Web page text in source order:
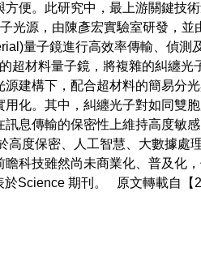
便。此研究中，最上游關鍵技
光源，由陳彥宏實驗室研發，並
量子鏡進行高效率傳輸、偵測
超材料量子鏡，將複雜的糾纏光
建構下，配合超材料的簡易分
化。其中，糾纏光子對如同雙
息傳輸的保密性上維持高度敏
度保密、人工智慧、大數據處
科技雖然尚未商業化、普及化
Science 期刊。 原文轉載自【